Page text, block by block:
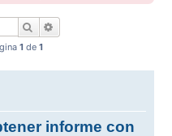
Buscar
1 de 1
informe con